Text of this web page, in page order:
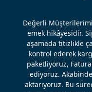
Değerli
emek hikâyesidir.
aşamada titizlikle
kontrol ederek
paketliyoruz,
ediyoruz.
aktarıyoruz. Bu